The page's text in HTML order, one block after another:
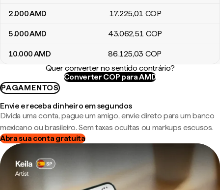
2.000AMD 17.225,01 COP
5.000AMD 43.062,51 COP
10.000AMD 86.125,03 COP
Quer converter no sentido contrário?
Converter COP para AMD
PAGAMENTOS
Envie e receba dinheiro em segundos
Divida uma conta, pague um amigo, envie direto para um banco
mexicano ou brasileiro. Sem taxas ocultas ou markups escusos.
Abra sua conta gratuita